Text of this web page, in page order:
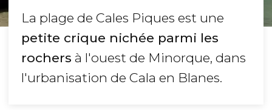
La plage de Cales Piques est une
petite crique nichée parmi les
rochers à l'ouest de Minorque, dans
l'urbanisation de Cala en Blanes.